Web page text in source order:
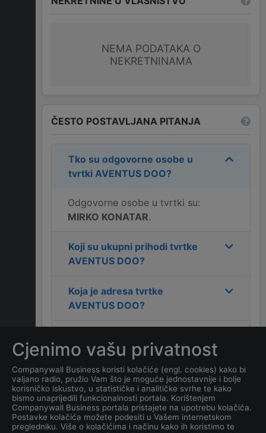
NEMA PODATAKA O
NEKRETNINAMA
ČESTO POSTAVLJANA PITANJA
Tko su odgovorne osobe u
tvrtki AVENTUS DOO?
Odgovorne osobe u tvrtki su:
MIRKO KONATAR.
Koji su ukupni prihodi tvrtke
AVENTUS DOO?
Koja je adresa tvrtke
AVENTUS DOO?
AVENTUS DOO?
Koliko ima zaposlenih
kompanijaAVENTUS DOO?
Koji je datum osnivanja
Cjenimo vašu privatnost
Companywall Business koristi kolačiće (engl. cookies) kako bi
valjano radio, pružio Vam što je moguće jednostavnije i bolje
korisničko iskustvo, u statističke i analitičke svrhe te kako
bismo unaprijedili funkcionalnosti portala. Korištenjem
Companywall Business portala pristajete na upotrebu kolačića.
Postavke kolačića možete podesiti u Vašem internetskom
pregledniku. Više o kolačićima i načinu kako ih koristimo te